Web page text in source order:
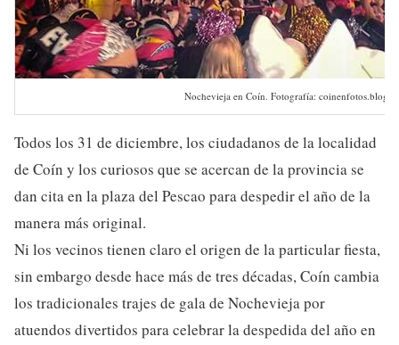
Nochevieja en Coín. Fotografía:
Todos los 31 de diciembre, los ciudadanos de la localidad
de Coín y los curiosos que se acercan de la provincia se
dan cita en la plaza del Pescao para despedir el año de la
manera más original.
Ni los vecinos tienen claro el origen de la particular fiesta,
sin embargo desde hace más de tres décadas, Coín cambia
los tradicionales trajes de gala de Nochevieja por
atuendos divertidos para celebrar la despedida del año en